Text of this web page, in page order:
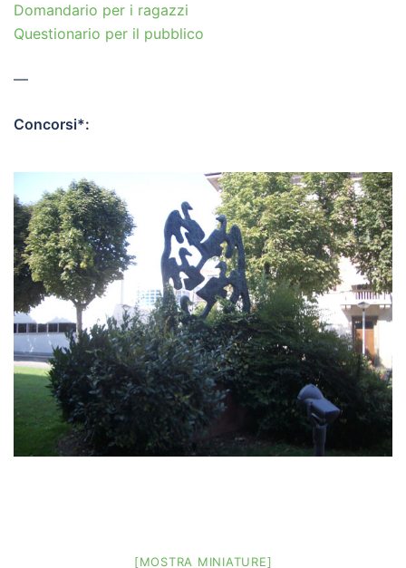
Domandario per i ragazzi
Questionario per il pubblico
—
Concorsi*:
[MOSTRA MINIATURE]